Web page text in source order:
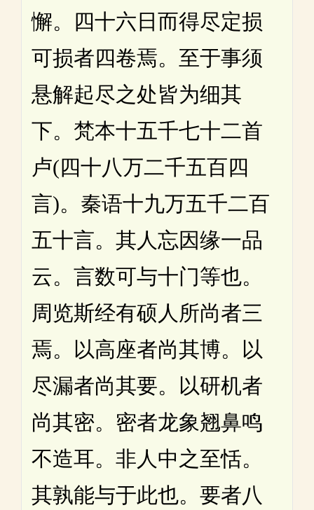
懈。四十六日而得尽定损
可损者四卷焉。至于事须
悬解起尽之处皆为细其
下。梵本十五千七十二首
卢(四十八万二千五百四
言)。秦语十九万五千二百
五十言。其人忘因缘一品
云。言数可与十门等也。
周览斯经有硕人所尚者三
焉。以高座者尚其博。以
尽漏者尚其要。以研机者
尚其密。密者龙象翘鼻鸣
不造耳。非人中之至恬。
其孰能与于此也。要者八